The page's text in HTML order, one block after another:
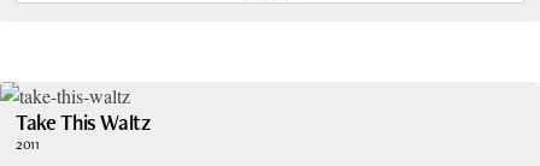
Take This Waltz
2011